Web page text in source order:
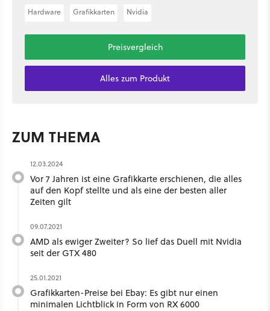
Hardware Grafikkarten Nvidia
Preisvergleich
Alles zum Produkt
ZUM THEMA
12.03.2024
Vor 7 Jahren ist eine Grafikkarte erschienen, die alles
auf den Kopf stellte und als eine der besten aller
Zeiten gilt
09.07.2021
AMD als ewiger Zweiter? So lief das Duell mit Nvidia
seit der GTX 480
25.01.2021
Grafikkarten-Preise bei Ebay: Es gibt nur einen
minimalen Lichtblick in Form von RX 6000